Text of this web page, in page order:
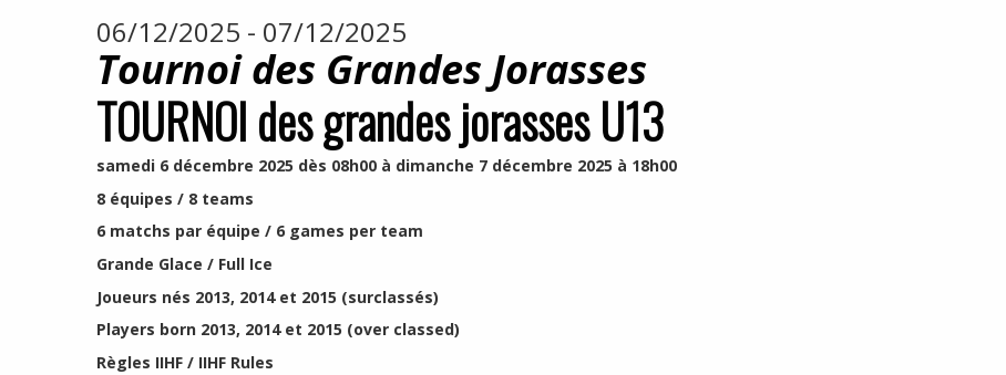
06/12/2025 - 07/12/2025
Tournoi des Grandes Jorasses
TOURNOI des grandes jorasses U13
samedi 6 décembre 2025 dès 08h00 à dimanche 7 décembre 2025 à 18h00
8 équipes / 8 teams
6 matchs par équipe / 6 games per team
Grande Glace / Full Ice
Joueurs nés 2013, 2014 et 2015 (surclassés)
Players born 2013, 2014 et 2015 (over classed)
Règles IIHF / IIHF Rules